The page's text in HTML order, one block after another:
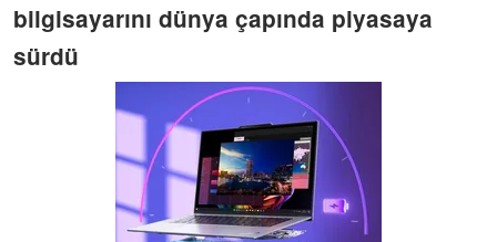
bilgisayarını dünya çapında piyasaya
sürdü